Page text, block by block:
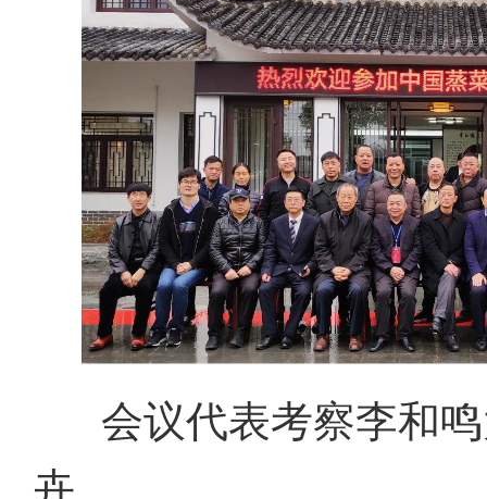
会议代表考察李和
卉